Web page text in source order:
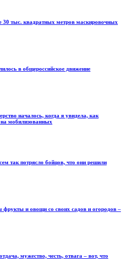
тыс. квадратных метров маскировочных
в общероссийское движение
началось, когда я увидела, как
мобилизованных
так потрясло бойцов, что они решили
фрукты и овощи со своих садов и огородов –
мужество, честь, отвага – вот, что